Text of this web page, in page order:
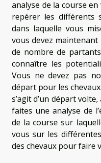
analyse de la course
repérer les différents
dans laquelle vous
vous devez
de nombre de
connaître les
Vous ne devez pas
départ pour les
s’agit d’un départ
faites une analyse de
de la course sur
vous sur les
des chevaux pour faire